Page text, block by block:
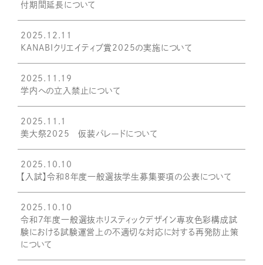
付期間延長について
2025.12.11
KANABIクリエイティブ賞2025の実施について
2025.11.19
学内への立入禁止について
2025.11.1
美大祭2025 仮装パレードについて
2025.10.10
【入試】令和8年度一般選抜学生募集要項の公表について
2025.10.10
令和7年度一般選抜ホリスティックデザイン専攻色彩構成試
験における試験運営上の不適切な対応に対する再発防止策
について